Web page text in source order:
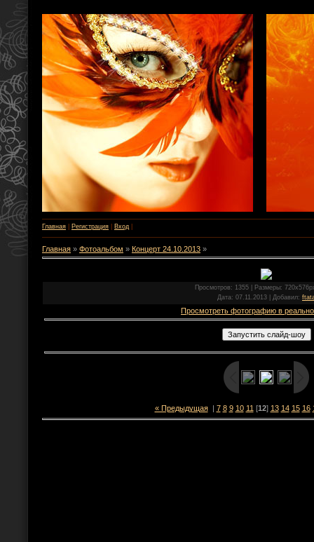
Главная Регистрация Вход
Главная » Фотоальбом » Концерт 24.10.2013 »
Просмотров: 1355 | Размеры:
Дата: 07.11.2013 | Добавил:
Просмотреть фотографию в
« Предыдущая| 7 8 9 10 11 [12] 13 14 15 16